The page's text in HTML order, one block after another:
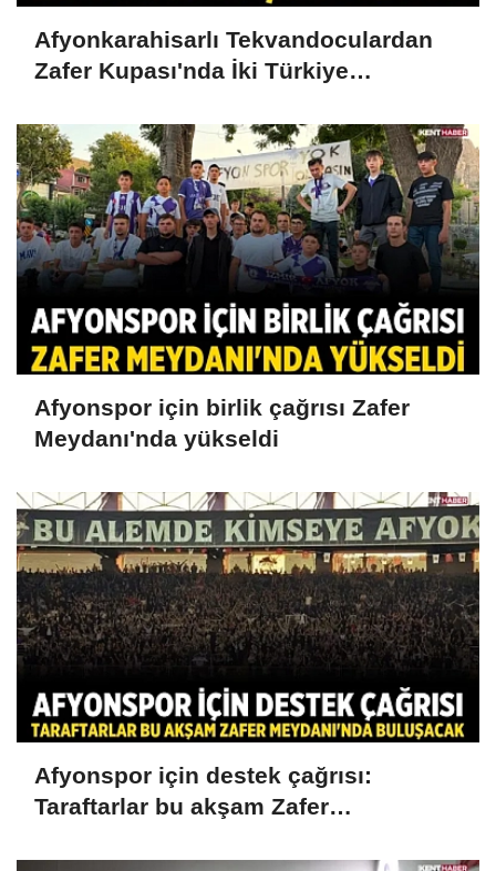
Afyonkarahisarlı Tekvandoculardan
Zafer Kupası'nda İki Türkiye
Afyonspor için birlik çağrısı Zafer
Meydanı'nda yükseldi
Afyonspor için destek çağrısı:
Taraftarlar bu akşam Zafer